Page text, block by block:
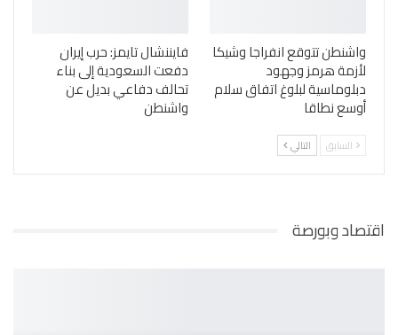
واشنطن تتوقع انفراجا وشيكا
لأزمة هرمز وجهود
دبلوماسية لبلوغ اتفاق سلام
أوسع نطاقا
فايننشال تايمز: حرب إيران
دفعت السعودية إلى بناء
تحالف دفاعي بديل عن
واشنطن
السابق التالي
اقتصاد وبورصة